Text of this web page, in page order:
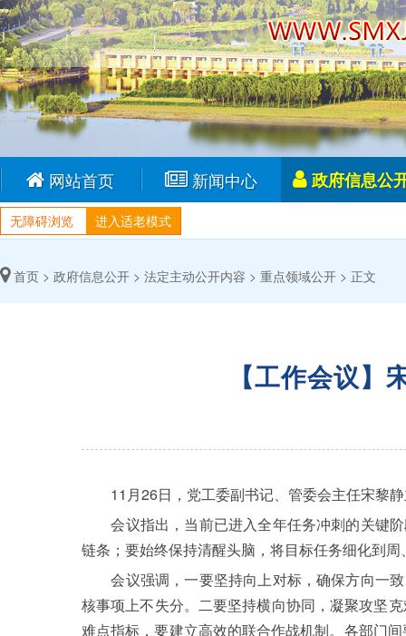
网站首页 新闻中心 政府信息公
无障碍浏览 进入适老模式
首页 > 政府信息公开 > 法定主动公开内容 > 重点领域公开 > 正文
【工作会议】
11月26日，党工委副书记、管委会主任宋黎静
会议指出，当前已进入全年任务冲刺的关键阶
链条；要始终保持清醒头脑，将目标任务细化到
会议强调，一要坚持向上对标，确保方向一致
核事项上不失分。二要坚持横向协同，凝聚攻坚
难点指标，要建立高效的联合作战机制。各部门